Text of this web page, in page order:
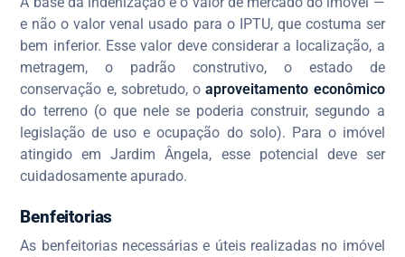
e não o valor venal usado para o IPTU, que costuma ser
bem inferior. Esse valor deve considerar a localização, a
metragem, o padrão construtivo, o estado de
conservação e, sobretudo, oaproveitamento econômico
do terreno (o que nele se poderia construir, segundo a
legislação de uso e ocupação do solo). Para o imóvel
atingido em Jardim Ângela, esse potencial deve ser
cuidadosamente apurado.
Benfeitorias
As benfeitorias necessárias e úteis realizadas no imóvel